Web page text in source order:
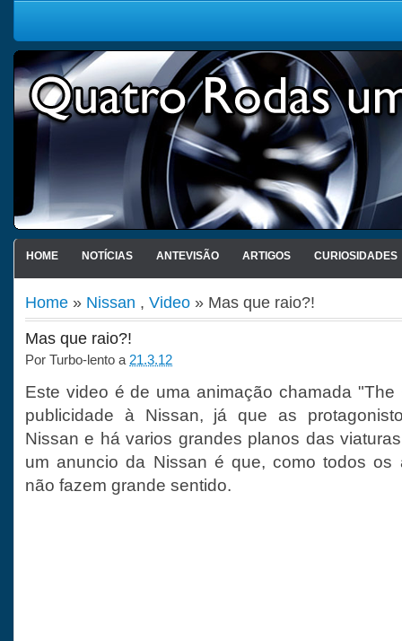
HOME NOTÍCIAS ANTEVISÃO ARTIGOS CURIOSIDADES
Home » Nissan , Video » Mas que raio?!
Mas que raio?!
Por Turbo-lento a 21.3.12
Este video é de uma animação chamada
publicidade à Nissan, já que as
Nissan e há varios grandes planos das
um anuncio da Nissan é que, como todos os
não fazem grande sentido.